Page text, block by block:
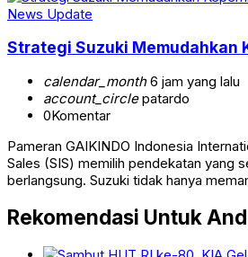
News Update
Strategi Suzuki Memudahkan
calendar_month6 jam yang lalu
account_circlepatardo
0Komentar
Pameran GAIKINDO Indonesia
Sales (SIS) memilih pendekatan yang
berlangsung. Suzuki tidak hanya
Rekomendasi Untuk